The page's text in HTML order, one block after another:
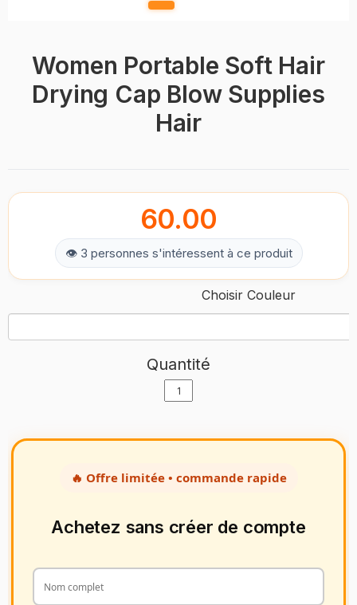
Women Portable Soft Hair
Drying Cap Blow Supplies
Hair
60.00
👁 3 personnes s'intéressent à ce produit
Choisir Couleur
Quantité
🔥 Offre limitée • commande rapide
Achetez sans créer de compte